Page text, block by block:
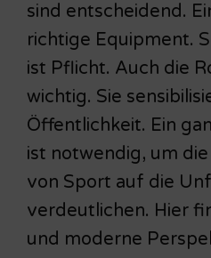
sind entscheidend.
richtige Equipment.
ist Pflicht. Auch die
wichtig. Sie
Öffentlichkeit. Ein
ist notwendig, um
von Sport auf die
verdeutlichen. Hier
und moderne